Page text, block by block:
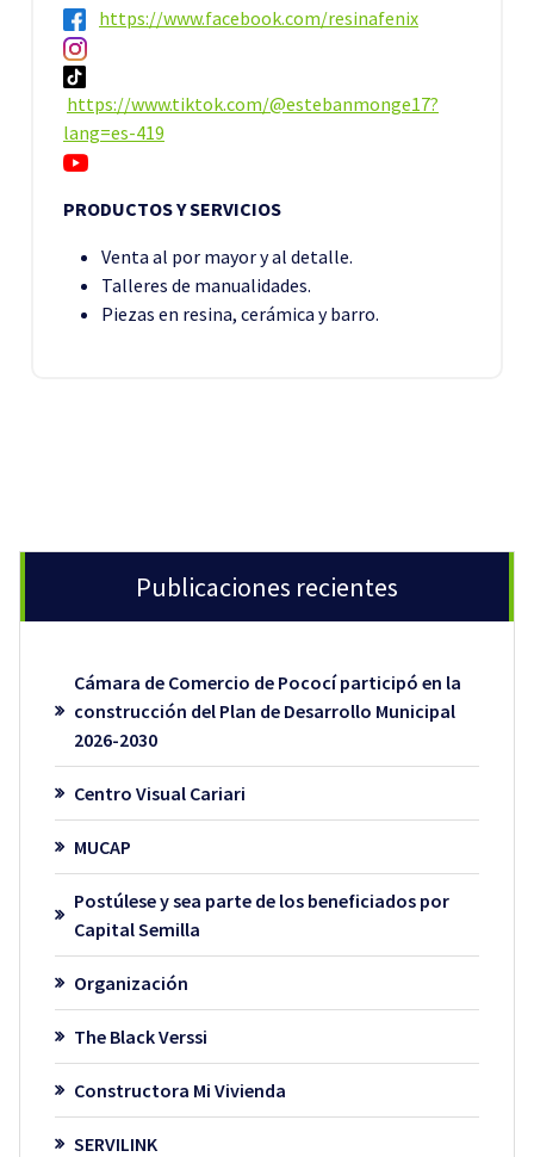
https://www.facebook.com/resinafenix
https://www.tiktok.com/@estebanmonge17?
lang=es-419
PRODUCTOS Y SERVICIOS
Venta al por mayor y al detalle.
Talleres de manualidades.
Piezas en resina, cerámica y barro.
Publicaciones recientes
Cámara de Comercio de Pococí participó en la
construcción del Plan de Desarrollo Municipal
2026-2030
Centro Visual Cariari
MUCAP
Postúlese y sea parte de los beneficiados por
Capital Semilla
Organización
The Black Verssi
Constructora Mi Vivienda
SERVILINK